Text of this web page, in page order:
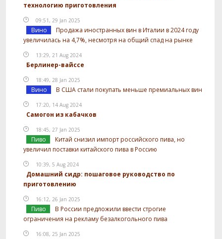
технологию приготовления
09:51, 29 Jan 2025
Вино
Продажа иностранных вин в Италии в 2024 году
увеличилась на 4,7%, несмотря на общий спад на рынке
13:29, 21 Aug 2024
Берлинер-вайссе
18:49, 28 Jan 2025
Вино В США стали покупать меньше премиальных вин
17:20, 14 Aug 2024
Самогон из кабачков
18:45, 27 Jan 2025
Пиво
Китай снизил импорт российского пива, но
увеличил поставки китайского пива в Россию
10:39, 5 Aug 2024
Домашний сидр: пошаговое руководство по
приготовлению
16:12, 26 Jan 2025
Пиво
В России предложили ввести строгие
ограничения на рекламу безалкогольного пива
16:08, 25 Jan 2025